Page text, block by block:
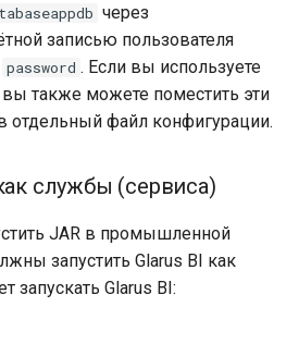
через
записью пользователя
password . Если вы используете
вы также можете поместить эти
файл конфигурации.
службы (сервиса)
JAR в промышленной
запустить Glarus BI как
запускать Glarus BI: